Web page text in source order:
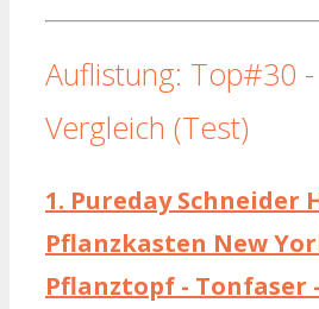
Auflistung: Top#30
Vergleich (Test)
1. Pureday Schneider
Pflanzkasten New
Pflanztopf - Tonfaser